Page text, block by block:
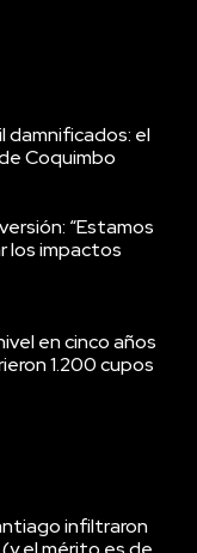
damnificados: el
Coquimbo
“Estamos
los impactos
en cinco años
1.200 cupos
infiltraron